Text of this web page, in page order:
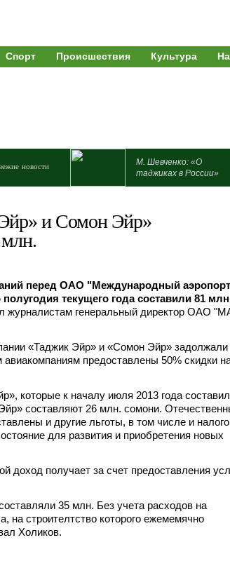
Спорт Происшествия Культура
новости
М. Шевченко: «О
таджиках в России»
и Сомон Эйр»
перед ОАО "Международный аэропорт
текущего года составили 81
журналистам генеральный директор ОАО
«Таджик Эйр» и «Сомон Эйр»
предоставлены 50% скидки
которые к началу июля 2013 года
составляют 26 млн. сомони.
и другие льготы, в том числе и
для развития и приобретения новых
получает за счет предоставления
35 млн. Без учета расходов на
на строителтство которого ежемемячно
Холиков.